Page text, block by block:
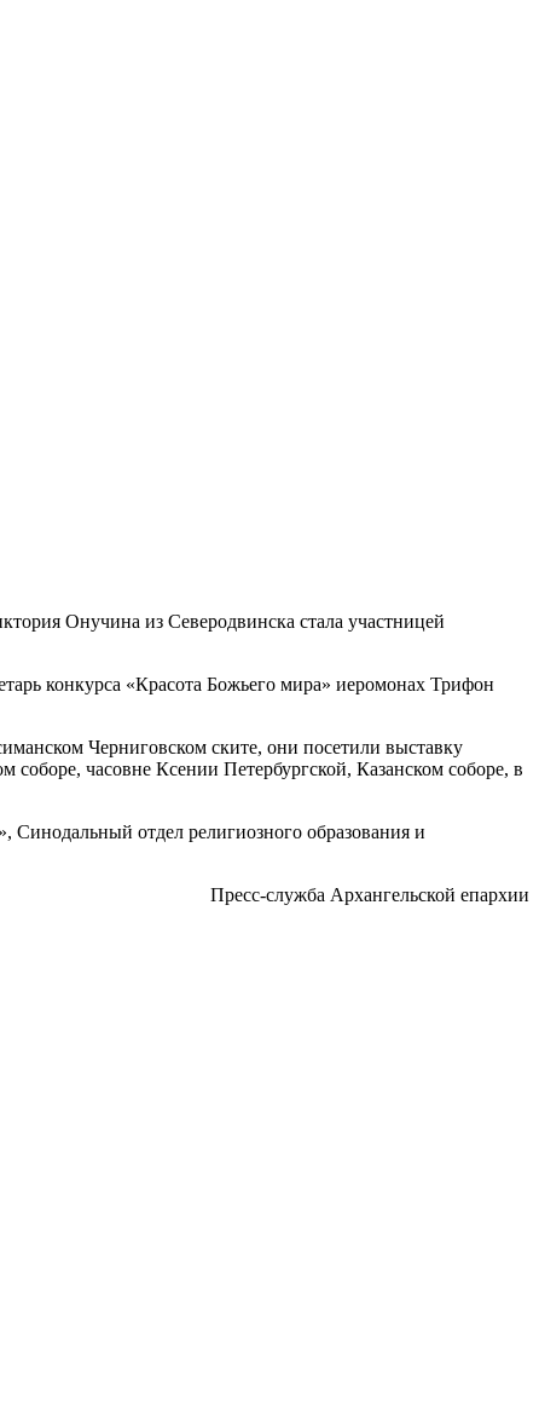
Онучина из Северодвинска стала участницей
конкурса «Красота Божьего мира» иеромонах Трифон
Черниговском ските, они посетили выставку
часовне Ксении Петербургской, Казанском соборе, в
Синодальный отдел религиозного образования и
Пресс-служба Архангельской епархии